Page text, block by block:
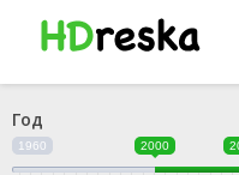
Год
1960 2000